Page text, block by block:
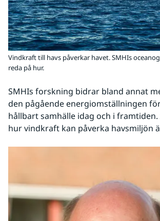
Vindkraft till havs påverkar havet. SMHIs
reda på hur.
SMHIs forskning bidrar bland annat
den pågående energiomställningen
hållbart samhälle idag och i
hur vindkraft kan påverka havsmiljön